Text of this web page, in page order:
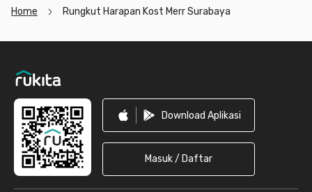
Home Rungkut Harapan Kost Merr Surabaya
Download Aplikasi
Masuk / Daftar